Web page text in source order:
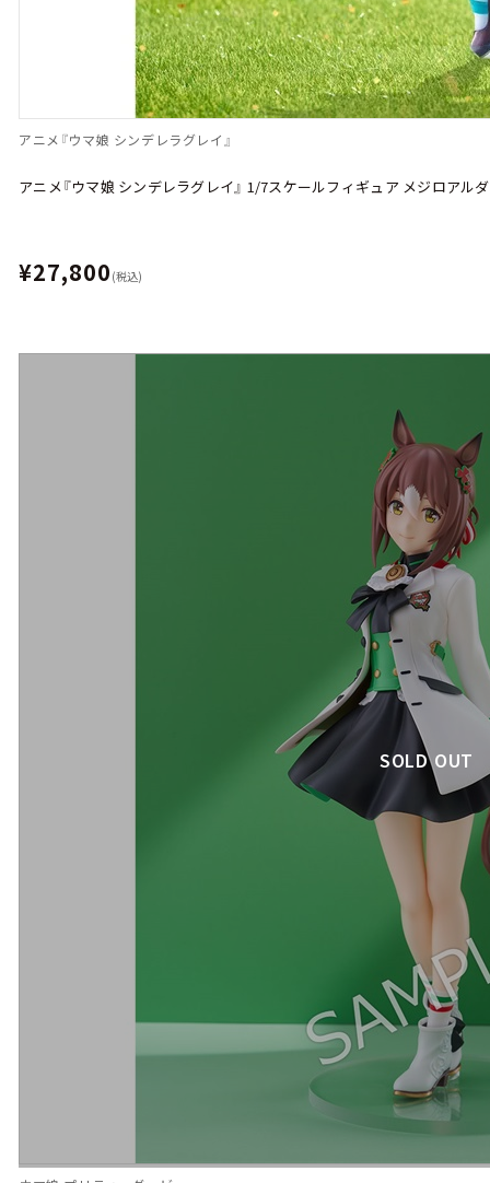
アニメ『ウマ娘 シンデレラグレイ』
アニメ『ウマ娘 シンデレラグレイ』 1/7スケールフィギュア メジロアル
¥27,800 (税込)
SOLD OUT